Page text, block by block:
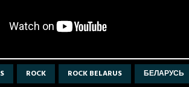
ROCK ROCK BELARUS БЕЛАРУСЬ